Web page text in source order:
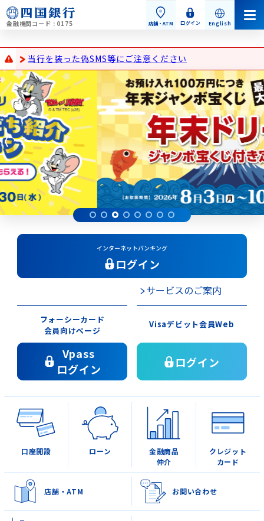
金融機関コード : 0175
読み込み中...
個人のお客さま
個人のお客さまトップ
店舗・ATM
お手続き・お問い合わせ
金利・手数料・為替
口座開設
ローン
金融商品仲介(投資信託等)
クレジットカード
English
ログイン
重要なお知らせ
インターネットを利用した「サポート詐欺」にご注意くだ
当行を装った偽SMS等にご注意ください
VJAを騙った偽メールにご注意ください
【重要】定期的なお客さま情報の確認に関するご協力のお
当行や証券会社を名乗る不審なショートメッセージサービ
騙り詐欺（かたりさぎ）にご注意ください。
新型コロナウイルスに乗じた犯罪等にご注意ください
市役所職員、銀行協会職員や銀行員、警察官等を名乗る特
1 2 3 4 5 6 7 8
インターネットバンキング
ログイン
サービスのご案内
フォーシーカード
会員向けページ
Vpass
ログイン
Visaデビット会員Web
ログイン
口座開設 ローン
金融商品
仲介
クレジット
カード
店舗・ATM お問い合わせ